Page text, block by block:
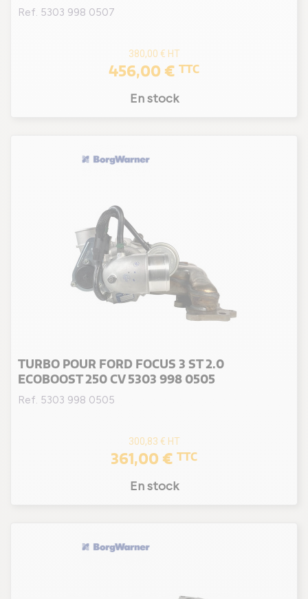
Ref. 5303 998 0507
380,00 € HT
456,00 € TTC
En stock
TURBO POUR FORD FOCUS 3 ST 2.0
ECOBOOST 250 CV 5303 998 0505
Ref. 5303 998 0505
300,83 € HT
361,00 € TTC
En stock